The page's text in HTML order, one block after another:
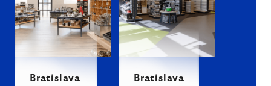
Bratislava Bratislava